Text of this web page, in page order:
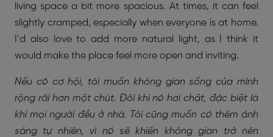
living space a bit more spacious. At times, it can feel
slightly cramped, especially when everyone is at home.
I’d also love to add more natural light, as I think it
would make the place feel more open and inviting.
Nếu có cơ hội, tôi muốn không gian sống của mình
rộng rãi hơn một chút. Đôi khi nó hơi chật, đặc biệt là
khi mọi người đều ở nhà. Tôi cũng muốn có thêm ánh
sáng tự nhiên, vì nó sẽ khiến không gian trở nên